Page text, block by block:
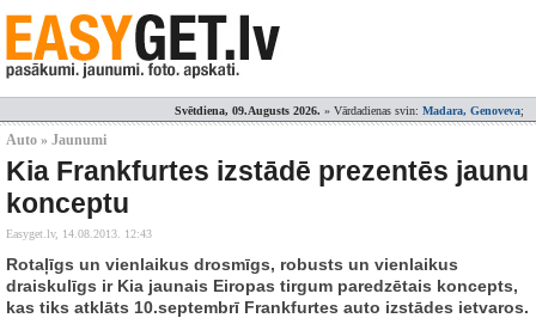
Svētdiena, 09.Augusts 2026. » Vārdadienas svin: Madara, Genoveva;
Auto » Jaunumi
Kia Frankfurtes izstādē prezentēs jaunu
konceptu
Easyget.lv, 14.08.2013. 12:43
Rotaļīgs un vienlaikus drosmīgs, robusts un vienlaikus
draiskulīgs ir Kia jaunais Eiropas tirgum paredzētais koncepts,
kas tiks atklāts 10.septembrī Frankfurtes auto izstādes ietvaros.